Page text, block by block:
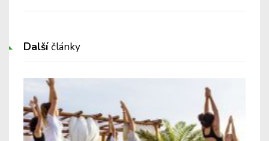
Dalšíčlánky